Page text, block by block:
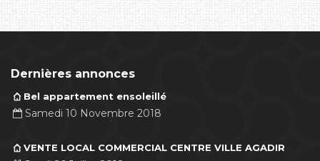
Dernières annonces
Bel appartement ensoleillé
Samedi 10 Novembre 2018
VENTE LOCAL COMMERCIAL CENTRE VILLE AGADIR